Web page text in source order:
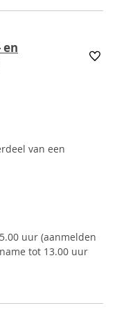
en
van een
uur (aanmelden
tot 13.00 uur